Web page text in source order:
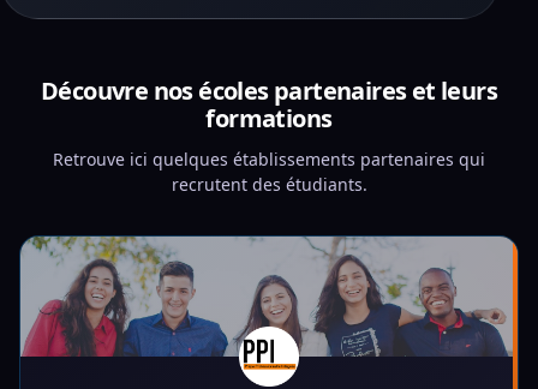
Découvre nos écoles partenaires et leurs
formations
Retrouve ici quelques établissements partenaires qui
recrutent des étudiants.